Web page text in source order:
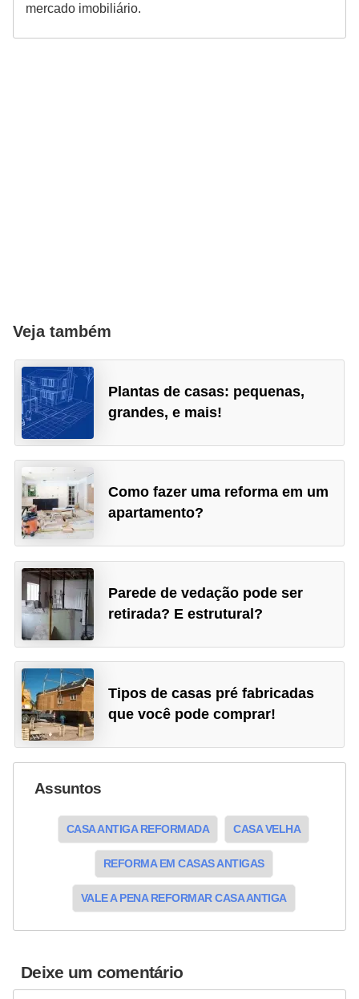
mercado imobiliário.
Veja também
Plantas de casas: pequenas,
grandes, e mais!
Como fazer uma reforma em um
apartamento?
Parede de vedação pode ser
retirada? E estrutural?
Tipos de casas pré fabricadas
que você pode comprar!
Assuntos
CASA ANTIGA REFORMADA CASA VELHA
REFORMA EM CASAS ANTIGAS
VALE A PENA REFORMAR CASA ANTIGA
Deixe um comentário